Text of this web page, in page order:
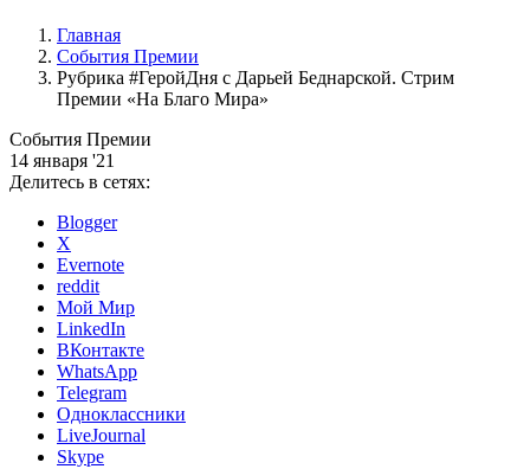
Главная
События Премии
Рубрика #ГеройДня с Дарьей Беднарской. Стрим
Премии «На Благо Мира»
События Премии
14 января '21
Делитесь в сетях:
Blogger
X
Evernote
reddit
Мой Мир
LinkedIn
ВКонтакте
WhatsApp
Telegram
Одноклассники
LiveJournal
Skype